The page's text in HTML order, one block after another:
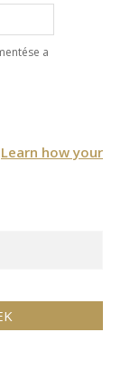
a
Learn how your